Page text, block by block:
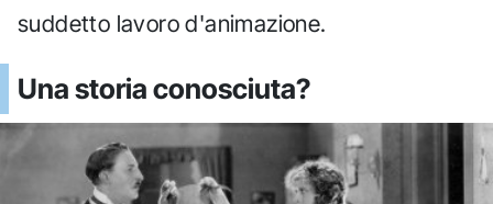
suddetto lavoro d'animazione.
Una storia conosciuta?